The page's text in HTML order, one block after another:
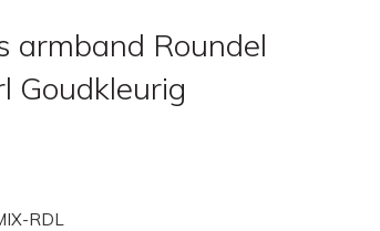
armband Roundel
Goudkleurig
RDL